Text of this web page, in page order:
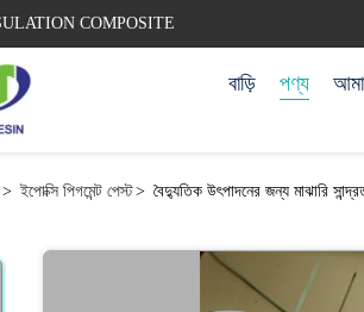
COMPOSITE
বাড়ি পণ্য
> ইপোক্সি পিগমেন্ট পেস্ট> বৈদ্যুতিক উৎপাদনের জন্য মাঝারি